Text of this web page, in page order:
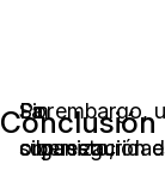
Conclusión
La
ciberseguridad
Por
supuesto,
Sin embargo,
organización